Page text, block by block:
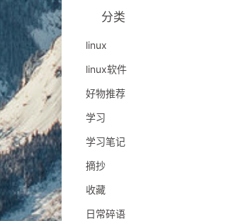
分类
linux
linux软件
好物推荐
学习
学习笔记
摘抄
收藏
日常碎语